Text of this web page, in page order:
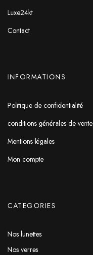
Luxe24kt
Contact
INFORMATIONS
Politique de confidentialité
conditions générales de vente
Mentions légales
Mon compte
CATEGORIES
Nos lunettes
Nos verres